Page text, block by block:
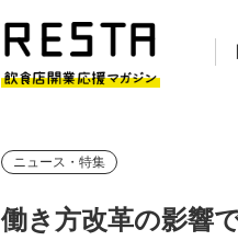
ニュース・特集
働き方改革の影響